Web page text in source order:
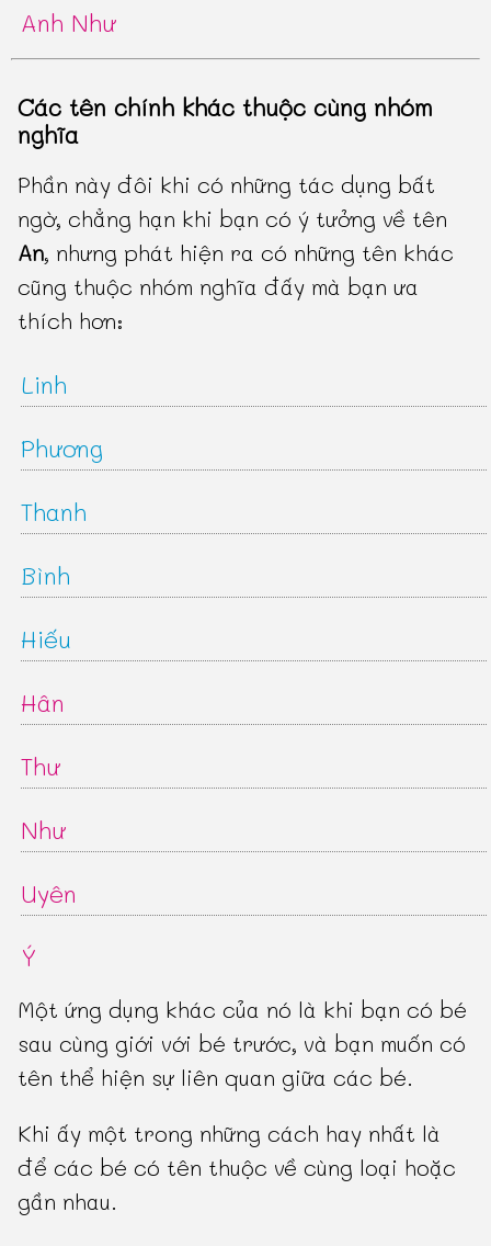
Anh Như
Các tên chính khác thuộc cùng nhóm
nghĩa
Phần này đôi khi có những tác dụng bất
ngờ, chẳng hạn khi bạn có ý tưởng về tên
An, nhưng phát hiện ra có những tên khác
cũng thuộc nhóm nghĩa đấy mà bạn ưa
thích hơn:
Linh
Phương
Thanh
Bình
Hiếu
Hân
Thư
Như
Uyên
Ý
Một ứng dụng khác của nó là khi bạn có bé
sau cùng giới với bé trước, và bạn muốn có
tên thể hiện sự liên quan giữa các bé.
Khi ấy một trong những cách hay nhất là
để các bé có tên thuộc về cùng loại hoặc
gần nhau.